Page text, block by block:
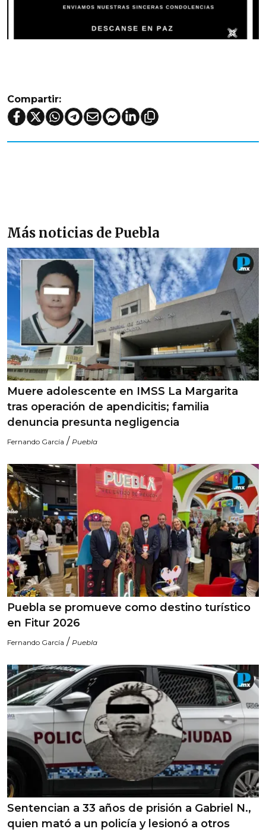
Compartir:
Más noticias de Puebla
Muere adolescente en IMSS La Margarita
tras operación de apendicitis; familia
denuncia presunta negligencia
Fernando García / Puebla
Puebla se promueve como destino turístico
en Fitur 2026
Fernando García / Puebla
Sentencian a 33 años de prisión a Gabriel N.,
quien mató a un policía y lesionó a otros